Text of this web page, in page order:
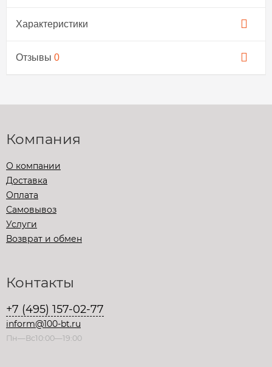
Характеристики
Отзывы 0
Компания
О компании
Доставка
Оплата
Самовывоз
Услуги
Возврат и обмен
Контакты
+7 (495) 157-02-77
inform@100-bt.ru
Пн—Вс10:00—19:00